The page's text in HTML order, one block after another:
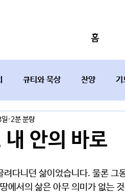
홈
큐티와 묵상 찬양 기
설교요약
내 안의 바로
2분 분량
에서의 삶은 아무 의미가 없는